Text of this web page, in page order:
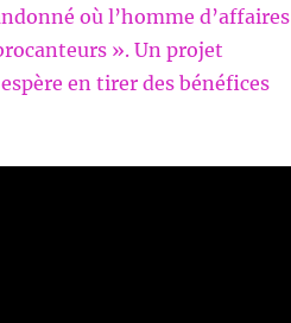
où l’homme d’affaires
». Un projet
en tirer des bénéfices